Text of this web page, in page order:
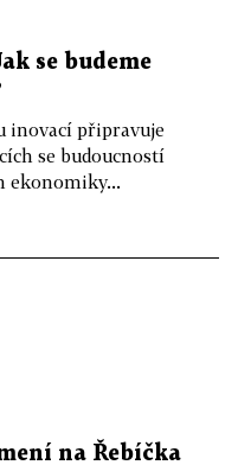
se budeme
inovací připravuje
se budoucností
ekonomiky...
na Řebíčka